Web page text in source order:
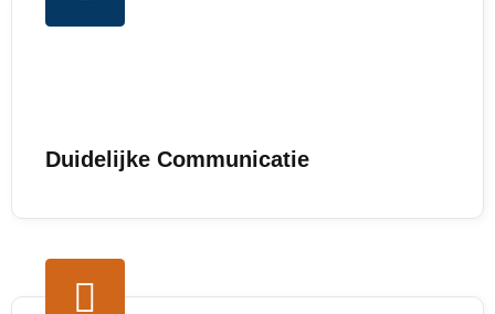
Duidelijke Communicatie